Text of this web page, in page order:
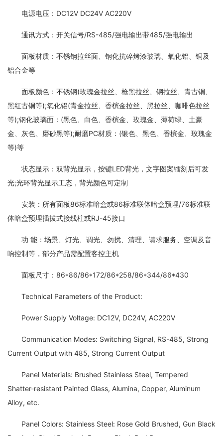
电源电压：DC12V DC24V AC220V
通讯方式：开关信号/RS-485/强电输出带485/强电输出
面板材质：不锈钢拉丝面、钢化抗碎烤漆玻璃、氧化铝、铜及
铝合金等
面板颜色：不锈钢(玫瑰金拉丝、枪黑拉丝、钢拉丝、青古铜、
黑红古铜等);氧化铝(青金拉丝、香槟金拉丝、黑拉丝、咖啡色拉丝
等);钢化玻璃面：(黑色、白色、香槟金、玫瑰金、薄荷绿、土豪
金、灰色、磨砂黑等);耐磨PC材质：(银色、黑色、香槟金、玫瑰金
等)等
状态显示：双背光显示，按键LED背光，文字图案镭刻后可发
光;光环背光显示工态，背光颜色可定制
安装：所有面板86标准暗盒或86标准联体暗盒预埋/76标准联
体暗盒预埋插拔式接线柱或RJ-45接口
功 能：场景、灯光、调光、勿扰、清理、请求服务、空调及音
响控制等，部分产品需配置客控主机
面板尺寸：86*86/86*172/86*258/86*344/86*430
Technical Parameters of the Product:
Power Supply Voltage: DC12V, DC24V, AC220V
Communication Modes: Switching Signal, RS-485, Strong
Current Output with 485, Strong Current Output
Panel Materials: Brushed Stainless Steel, Tempered
Shatter-resistant Painted Glass, Alumina, Copper, Aluminum
Alloy, etc.
Panel Colors: Stainless Steel: Rose Gold Brushed, Gun Black